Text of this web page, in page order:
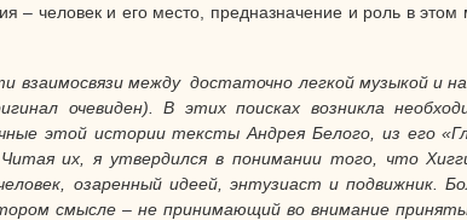
– человек и его место, предназначение и роль в
между достаточно легкой музыкой и
очевиден). В этих поисках возникла
этой истории тексты Андрея Белого, из его
их, я утвердился в понимании того, что
озаренный идеей, энтузиаст и подвижник.
смысле – не принимающий во внимание